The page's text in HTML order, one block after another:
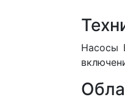
Насосы